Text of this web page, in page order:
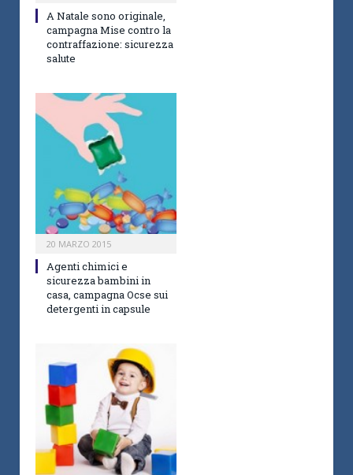
A Natale sono originale,
campagna Mise contro la
contraffazione: sicurezza
salute
20 MARZO 2015
Agenti chimici e
sicurezza bambini in
casa, campagna Ocse sui
detergenti in capsule